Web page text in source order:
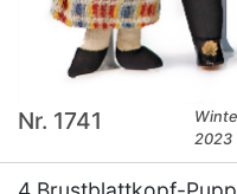
Nr. 1741
2023